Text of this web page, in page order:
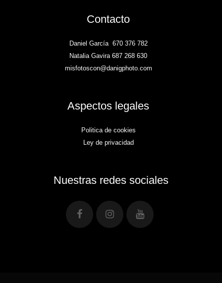
Contacto
Daniel García 670 376 782
Natalia Gavira 687 268 630
misfotoscon@danigphoto.com
Aspectos legales
Politica de cookies
Ley de privacidad
Nuestras redes sociales